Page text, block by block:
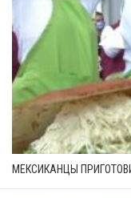
МЕКСИКАНЦЫ